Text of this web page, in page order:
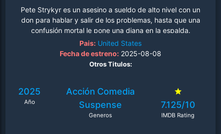
Pete Strykyr es un asesino a sueldo de alto nivel con un
don para hablar y salir de los problemas, hasta que una
confusión mortal le pone una diana en la espalda.
Perseguido por los asesinos más mortíferos de la ciudad,
Pete se ve obligado a vivir una noche salvaje y brutal de
combate improvisado, humor negro y supervivencia. Con
giro..
Pais: United States
Fecha de estreno: 2025-08-08
Otros Titulos:
2025
Año
Acción Comedia
Suspense
Generos
7.125/10
IMDB Rating